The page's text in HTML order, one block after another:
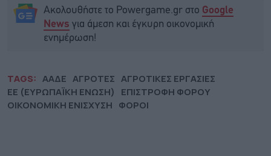
Ακολουθήστε το Powergame.gr στο Google
News για άμεση και έγκυρη οικονομική
ενημέρωση!
TAGS: ΑΑΔΕ ΑΓΡΟΤΕΣ ΑΓΡΟΤΙΚΕΣ ΕΡΓΑΣΙΕΣ
ΕΕ (ΕΥΡΩΠΑΪΚΗ ΕΝΩΣΗ)
ΕΠΙΣΤΡΟΦΗ ΦΟΡΟΥ
ΟΙΚΟΝΟΜΙΚΗ ΕΝΙΣΧΥΣΗ ΦΟΡΟΙ